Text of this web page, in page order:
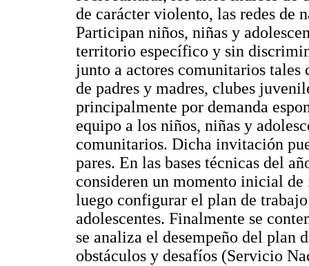
de carácter violento, las redes de
Participan niños, niñas y
territorio específico y sin
junto a actores comunitarios tales
de padres y madres, clubes
principalmente por demanda
equipo a los niños, niñas y
comunitarios. Dicha invitación
pares. En las bases técnicas del
consideren un momento inicial
luego configurar el plan de
adolescentes. Finalmente se
se analiza el desempeño del plan
obstáculos y desafíos (Servicio